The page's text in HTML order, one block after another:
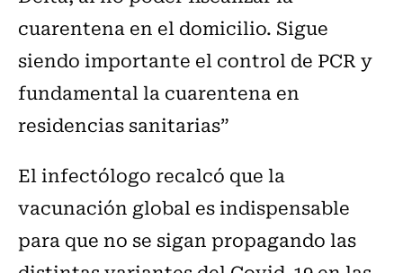
cuarentena en el domicilio. Sigue
siendo importante el control de PCR y
fundamental la cuarentena en
residencias sanitarias”
El infectólogo recalcó que la
vacunación global es indispensable
para que no se sigan propagando las